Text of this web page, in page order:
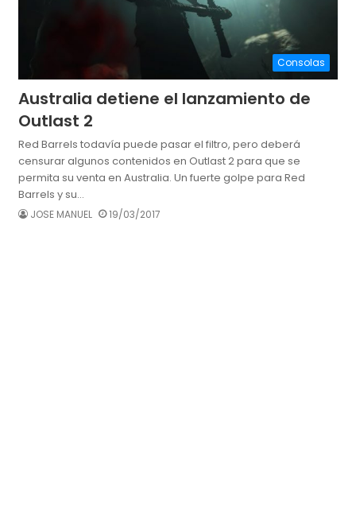
Consolas
Australia detiene el lanzamiento de
Outlast 2
Red Barrels todavía puede pasar el filtro, pero deberá
censurar algunos contenidos en Outlast 2 para que se
permita su venta en Australia. Un fuerte golpe para Red
Barrels y su…
JOSE MANUEL 19/03/2017